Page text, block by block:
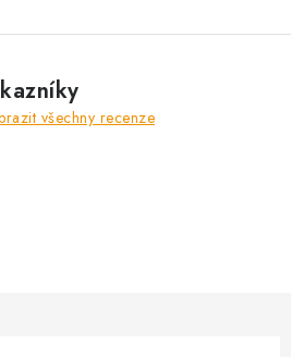
všechny recenze